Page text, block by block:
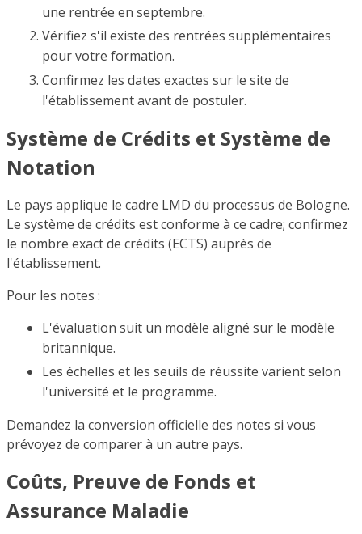
une rentrée en septembre.
Vérifiez s'il existe des rentrées supplémentaires
pour votre formation.
Confirmez les dates exactes sur le site de
l'établissement avant de postuler.
Système de Crédits et Système de
Notation
Le pays applique le cadre LMD du processus de Bologne.
Le système de crédits est conforme à ce cadre; confirmez
le nombre exact de crédits (ECTS) auprès de
l'établissement.
Pour les notes :
L'évaluation suit un modèle aligné sur le modèle
britannique.
Les échelles et les seuils de réussite varient selon
l'université et le programme.
Demandez la conversion officielle des notes si vous
prévoyez de comparer à un autre pays.
Coûts, Preuve de Fonds et
Assurance Maladie